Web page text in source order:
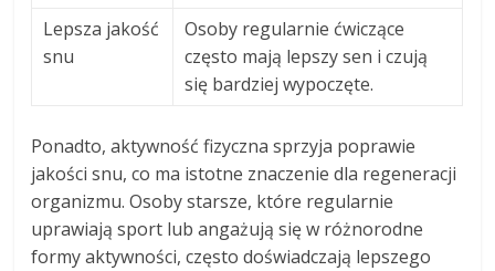
Lepsza jakość
snu
Osoby regularnie ćwiczące
często mają lepszy sen i czują
się bardziej wypoczęte.
Ponadto, aktywność fizyczna sprzyja poprawie
jakości snu, co ma istotne znaczenie dla regeneracji
organizmu. Osoby starsze, które regularnie
uprawiają sport lub angażują się w różnorodne
formy aktywności, często doświadczają lepszego